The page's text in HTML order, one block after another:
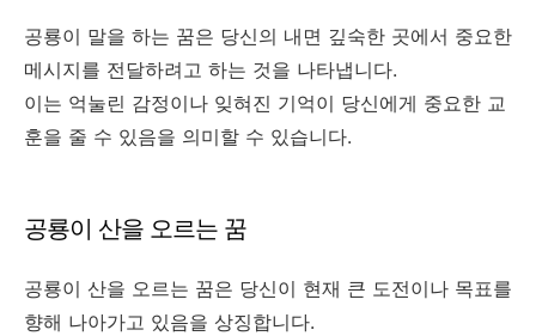
공룡이 말을 하는 꿈은 당신의 내면 깊숙한 곳에서 중요한
메시지를 전달하려고 하는 것을 나타냅니다.
이는 억눌린 감정이나 잊혀진 기억이 당신에게 중요한 교
훈을 줄 수 있음을 의미할 수 있습니다.
공룡이 산을 오르는 꿈
공룡이 산을 오르는 꿈은 당신이 현재 큰 도전이나 목표를
향해 나아가고 있음을 상징합니다.